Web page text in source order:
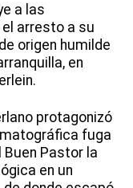
a las
arresto a su
origen humilde
en
protagonizó
fuga
Buen Pastor la
en un